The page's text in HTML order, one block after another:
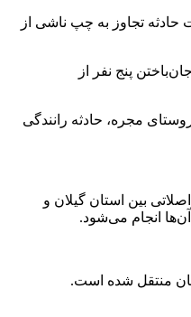
تجاوز به چپ ناشی از
پنج نفر از
۲۰:۵۰ هشت آذرماه برابر اعلام مرکز فوریت‌های تصادف رانندگی در محور اسالم – خلخال کیلومتر ۸ نرسیده به روستای مجره، حادثه رانندگی
بین استان گیلان و
انجام می‌شود.
منتقل شده است.